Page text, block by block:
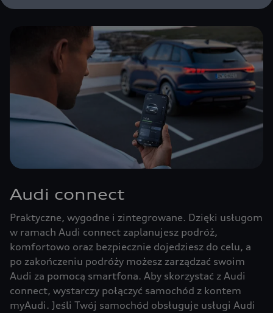
Audi connect
Praktyczne, wygodne i zintegrowane. Dzięki usługom
w ramach Audi connect zaplanujesz podróż,
komfortowo oraz bezpiecznie dojedziesz do celu, a
po zakończeniu podróży możesz zarządzać swoim
Audi za pomocą smartfona. Aby skorzystać z Audi
connect, wystarczy połączyć samochód z kontem
myAudi. Jeśli Twój samochód obsługuje usługi Audi